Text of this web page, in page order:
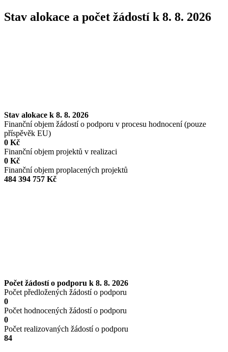
Stav alokace a počet žádostí k 8. 8. 2026
Stav alokace k 8. 8. 2026
Finanční objem žádostí o podporu v procesu hodnocení (pouze
příspěvěk EU)
0 Kč
Finanční objem projektů v realizaci
0 Kč
Finanční objem proplacených projektů
484 394 757 Kč
Počet žádostí o podporu k 8. 8. 2026
Počet předložených žádostí o podporu
0
Počet hodnocených žádostí o podporu
0
Počet realizovaných žádostí o podporu
84